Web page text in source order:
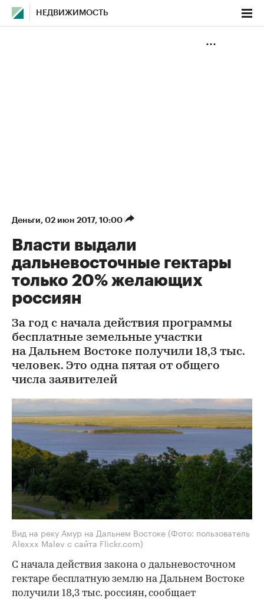
НЕДВИЖИМОСТЬ
Деньги⁠, 02 июн 2017, 10:00
Власти выдали
дальневосточные гектары
только 20% желающих
россиян
За год с начала действия программы
бесплатные земельные участки
на Дальнем Востоке получили 18,3 тыс.
человек. Это одна пятая от общего
числа заявителей
Вид на реку Амур на Дальнем Востоке (Фото: пользователь
Alexxx Malev с сайта Flickr.com)
С начала действия закона о дальневосточном
гектаре бесплатную землю на Дальнем Востоке
получили 18,3 тыс. россиян, сообщает